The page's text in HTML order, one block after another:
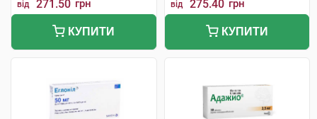
від 271.50 грн
КУПИТИ
від 275.40 грн
КУПИТИ